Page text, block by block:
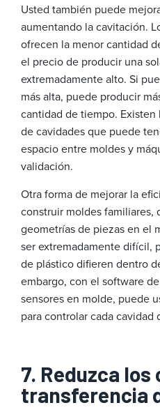
Usted también puede
aumentando la cavitación.
ofrecen la menor cantidad
el precio de producir una
extremadamente alto. Si
más alta, puede producir
cantidad de tiempo.
de cavidades que puede
espacio entre moldes y
validación.
Otra forma de mejorar la
construir moldes
geometrías de piezas en el
ser extremadamente difícil,
de plástico difieren dentro
embargo, con el software
sensores en molde, puede
para controlar cada
7. Reduzca los
transferencia